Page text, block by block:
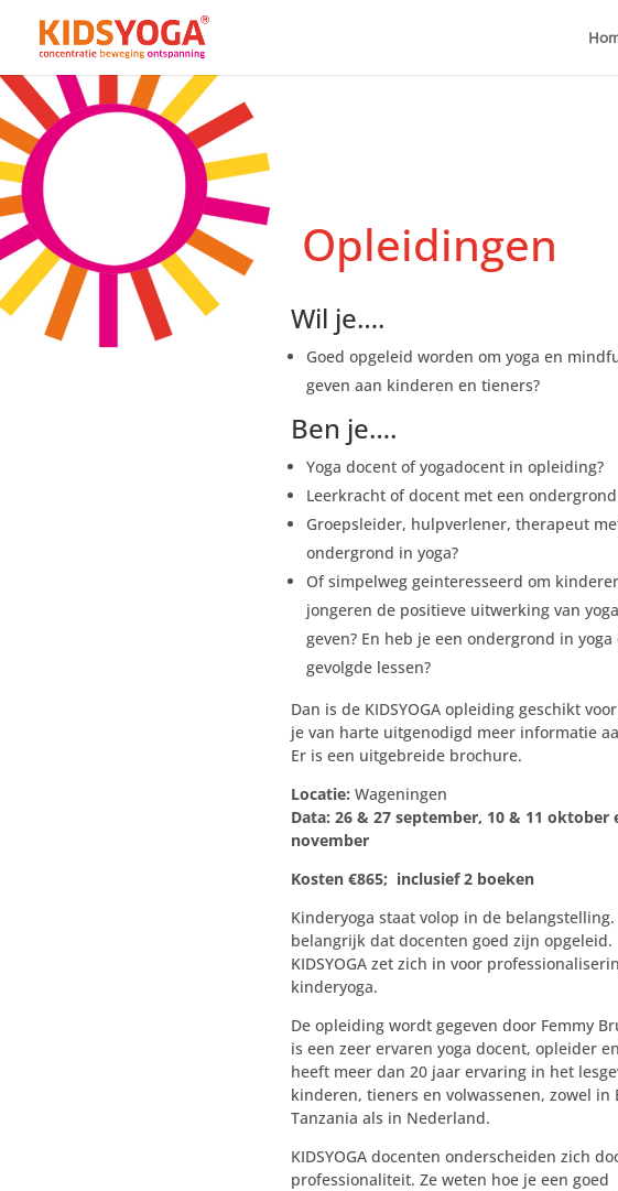
Opleidingen
Wil je….
Goed opgeleid worden om yoga en
geven aan kinderen en tieners?
Ben je….
Yoga docent of yogadocent in opleiding?
Leerkracht of docent met een
Groepsleider, hulpverlener, therapeut
ondergrond in yoga?
Of simpelweg geinteresseerd om
jongeren de positieve uitwerking van
geven? En heb je een ondergrond in yoga
gevolgde lessen?
Dan is de KIDSYOGA opleiding geschikt
je van harte uitgenodigd meer informatie
Er is een uitgebreide brochure.
Locatie: Wageningen
Data: 26 & 27 september, 10 & 11 oktober
november
Kosten €865; inclusief 2 boeken
Kinderyoga staat volop in de belangstelling.
belangrijk dat docenten goed zijn opgeleid.
KIDSYOGA zet zich in voor
kinderyoga.
De opleiding wordt gegeven door Femmy
is een zeer ervaren yoga docent, opleider
heeft meer dan 20 jaar ervaring in het
kinderen, tieners en volwassenen, zowel in
Tanzania als in Nederland.
KIDSYOGA docenten onderscheiden zich
professionaliteit. Ze weten hoe je een goed